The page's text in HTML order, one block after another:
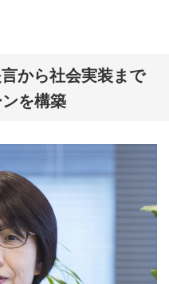
から社会実装まで
を構築